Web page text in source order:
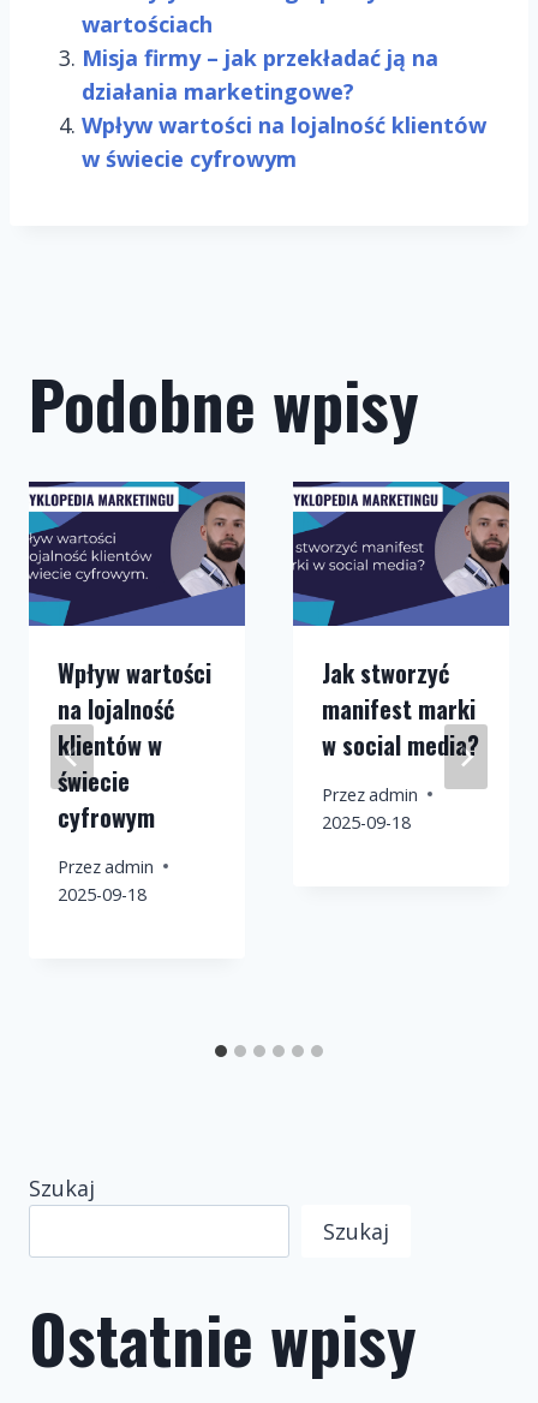
wartościach
Misja firmy – jak przekładać ją na
działania marketingowe?
Wpływ wartości na lojalność klientów
w świecie cyfrowym
Podobne wpisy
Wpływ wartości
na lojalność
klientów w
świecie
cyfrowym
Przezadmin
2025-09-18
Jak stworzyć
manifest marki
w social media?
Przezadmin
2025-09-18
Szukaj
Szukaj
Ostatnie wpisy